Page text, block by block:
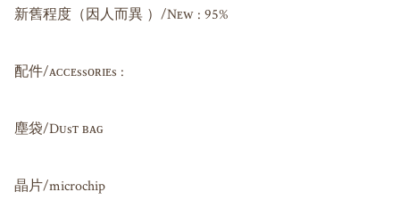
新舊程度（因人而異 ）/Nᴇᴡ : 95%
配件/ᴀᴄᴄᴇssᴏʀɪᴇs :
塵袋/Dᴜsᴛ ʙᴀɢ
晶片/microchip